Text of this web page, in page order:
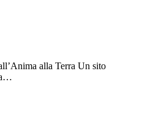
alla Terra Un sito